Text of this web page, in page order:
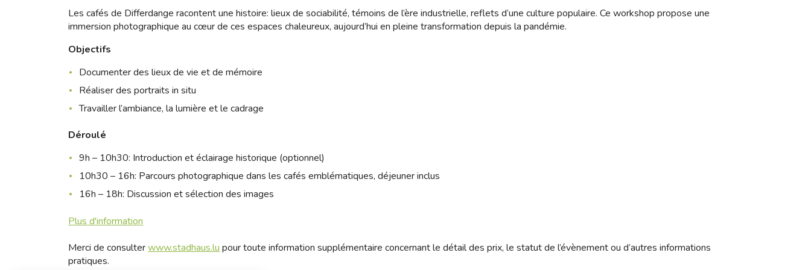
Les cafés de Differdange racontent une histoire: lieux de sociabilité, témoins de l’ère industrielle, reflets d’une culture populaire. Ce workshop propose une
immersion photographique au cœur de ces espaces chaleureux, aujourd’hui en pleine transformation depuis la pandémie.
Objectifs
Documenter des lieux de vie et de mémoire
Réaliser des portraits in situ
Travailler l’ambiance, la lumière et le cadrage
Déroulé
9h – 10h30: Introduction et éclairage historique (optionnel)
10h30 – 16h: Parcours photographique dans les cafés emblématiques, déjeuner inclus
16h – 18h: Discussion et sélection des images
Plus d'information
Merci de consulterwww.stadhaus.lu pour toute information supplémentaire concernant le détail des prix, le statut de l’évènement ou d’autres informations
pratiques.